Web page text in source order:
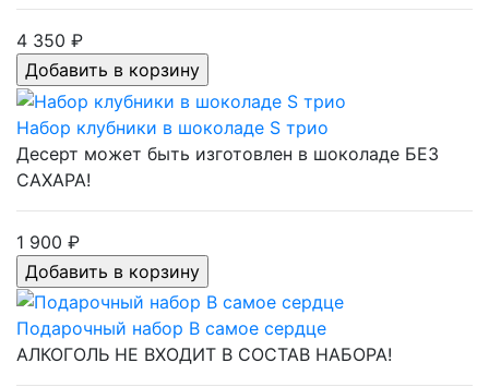
4 350 ₽
Набор клубники в шоколаде S трио
Десерт может быть изготовлен в шоколаде БЕЗ
САХАРА!
1 900 ₽
Подарочный набор В самое сердце
АЛКОГОЛЬ НЕ ВХОДИТ В СОСТАВ НАБОРА!